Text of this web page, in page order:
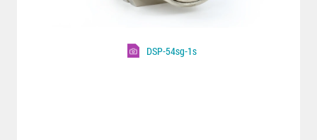
DSP-54sg-1s